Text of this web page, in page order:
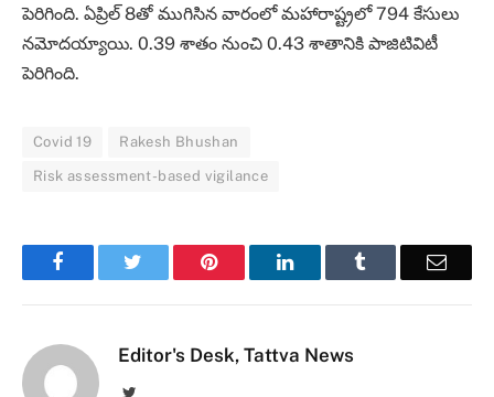
పెరిగింది. ఏప్రిల్‌ 8తో ముగిసిన వారంలో మహారాష్ట్రలో 794 కేసులు
నమోదయ్యాయి. 0.39 శాతం నుంచి 0.43 శాతానికి పాజిటివిటీ
పెరిగింది.
Covid 19 Rakesh Bhushan
Risk assessment-based vigilance
Facebook Pinterest LinkedIn Email
Editor's Desk, Tattva News
Twitter